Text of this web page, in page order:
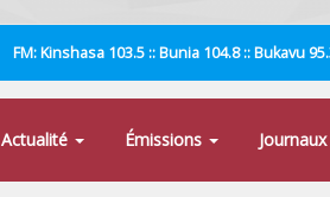
FM: Kinshasa 103.5 :: Bunia 104.8 :: Bukavu
Actualité Émissions Journaux